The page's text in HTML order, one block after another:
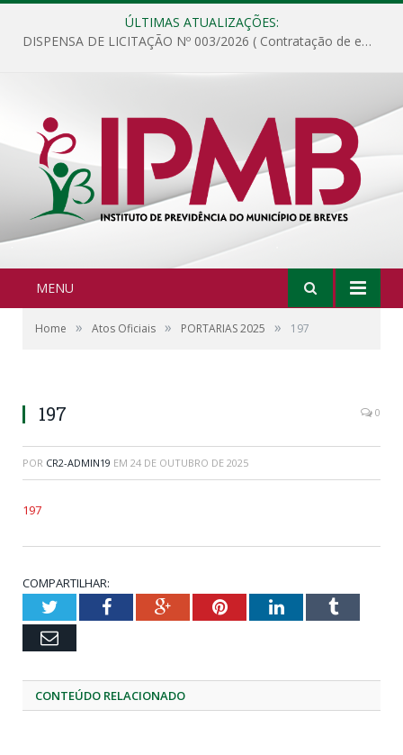
ÚLTIMAS ATUALIZAÇÕES:
DISPENSA DE LICITAÇÃO Nº 003/2026 ( Contratação de empresa para fornecimento de gêneros alimentícios não perecíveis, materiais de expediente, descartáveis, copa e cozinha, para análise e posterior publicação.)
MENU
Home » Atos Oficiais » PORTARIAS 2025 » 197
197 0
POR CR2-ADMIN19 EM 24 DE OUTUBRO DE 2025
197
COMPARTILHAR:
TwitterFacebookGoogle+PinterestLinkedInTumblr
Email
CONTEÚDO RELACIONADO